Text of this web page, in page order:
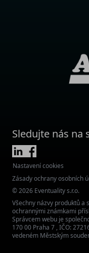
Sledujte nás na
Nastavení cookies
Zásady ochrany osobních
© 2026 Eventuality s.r.o.
Všechny názvy produktů a
ochrannými známkami
Správcem webu je
170 00 Praha 7 , IČO:
vedeném Městským